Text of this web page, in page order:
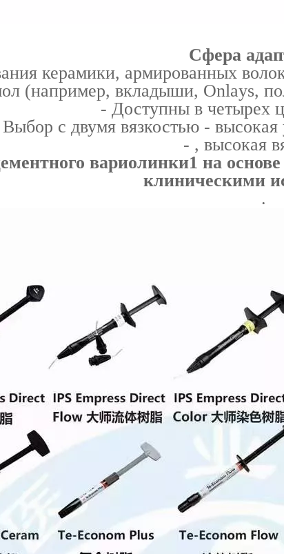
Сфера
керамики, армированных
(например, вкладыши, Onlays,
- Доступны в четырех
Выбор с двумя вязкостью -
- , высокая
вариолинки1 на
клиническими
.